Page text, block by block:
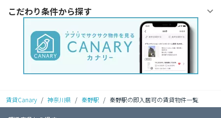
こだわり条件から探す
賃貸Canary / 神奈川県 / 秦野駅 / 秦野駅の即入居可の賃貸物件一覧